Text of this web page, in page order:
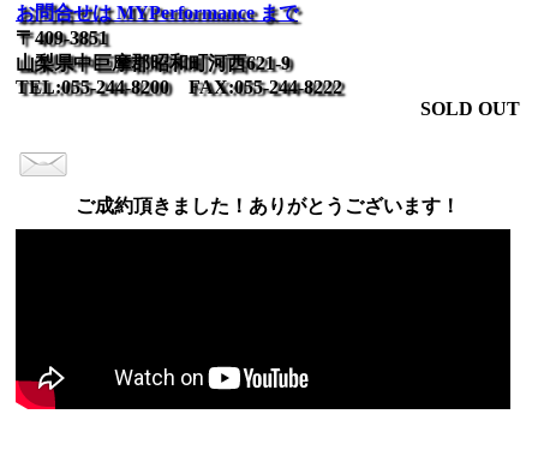
お問合せは MYPerformance まで
〒409-3851
山梨県中巨摩郡昭和町河西621-9
TEL:055-244-8200 FAX:055-244-8222
SOLD OUT
ご成約頂きました！ありがとうございます！